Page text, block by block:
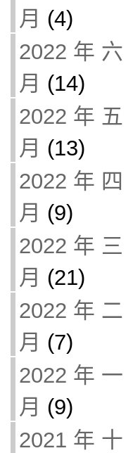
月 (4)
2022 年 六
月 (14)
2022 年 五
月 (13)
2022 年 四
月 (9)
2022 年 三
月 (21)
2022 年 二
月 (7)
2022 年 一
月 (9)
2021 年 十